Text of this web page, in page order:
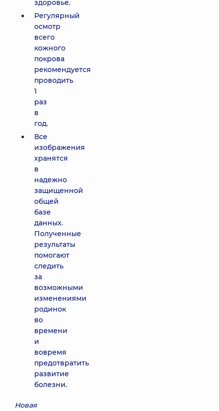
здоровье.
Регулярный
осмотр
всего
кожного
покрова
рекомендуется
проводить
1
раз
в
год.
Все
изображения
хранятся
в
надежно
защищенной
общей
базе
данных.
Полученные
результаты
помогают
следить
за
возможными
изменениями
родинок
во
времени
и
вовремя
предотвратить
развитие
болезни.
Новая